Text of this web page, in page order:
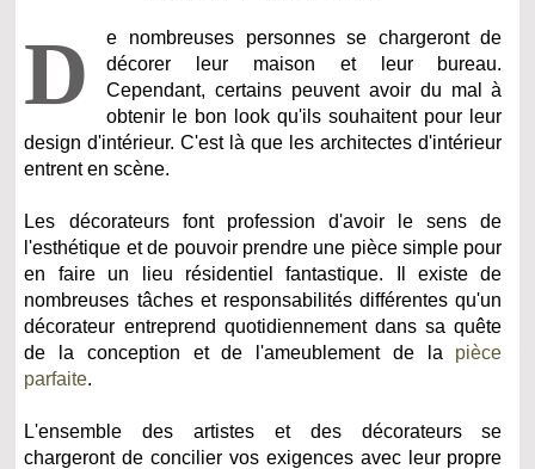
D
e nombreuses personnes se chargeront de
décorer leur maison et leur bureau.
Cependant, certains peuvent avoir du mal à
obtenir le bon look qu'ils souhaitent pour leur
design d'intérieur. C'est là que les architectes d'intérieur
entrent en scène.
Les décorateurs font profession d'avoir le sens de
l'esthétique et de pouvoir prendre une pièce simple pour
en faire un lieu résidentiel fantastique. Il existe de
nombreuses tâches et responsabilités différentes qu'un
décorateur entreprend quotidiennement dans sa quête
de la conception et de l'ameublement de la pièce
parfaite.
L'ensemble des artistes et des décorateurs se
chargeront de concilier vos exigences avec leur propre